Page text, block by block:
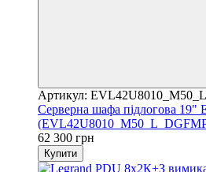
Артикул:
Серверна шафа підлогова 19"
62 300 грн
Купити